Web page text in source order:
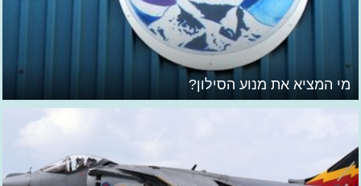
מי המציא את מנוע הסילון?